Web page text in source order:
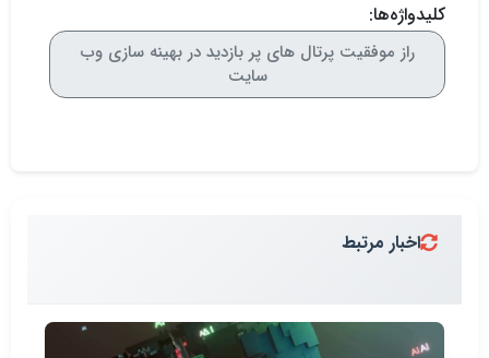
کلیدواژه‌ها:
راز موفقیت پرتال های پر بازدید در بهینه سازی وب
سایت
اخبار مرتبط